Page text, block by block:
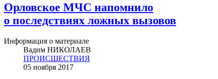
Орловское МЧС напомнило
о последствиях ложных вызовов
Информация о материале
Вадим НИКОЛАЕВ
ПРОИСШЕСТВИЯ
05 ноября 2017